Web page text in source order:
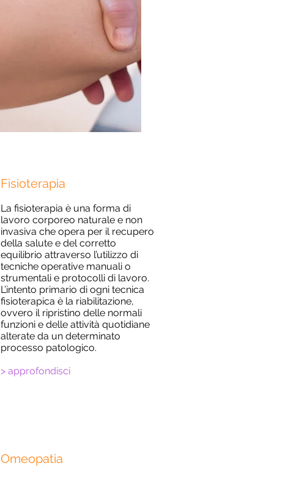
Fisioterapia
La fisioterapia è una forma di
lavoro corporeo naturale e non
invasiva che opera per il recupero
della salute e del corretto
equilibrio attraverso l’utilizzo di
tecniche operative manuali o
strumentali e protocolli di lavoro.
L’intento primario di ogni tecnica
fisioterapica è la riabilitazione,
ovvero il ripristino delle normali
funzioni e delle attività quotidiane
alterate da un determinato
processo patologico.
> approfondisci
Omeopatia